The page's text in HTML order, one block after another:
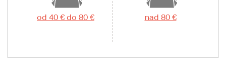
od 40 € do 80 € nad 80 €